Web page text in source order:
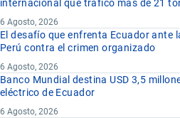
internacional que traficó más de 21
6 Agosto, 2026
El desafío que enfrenta Ecuador ante
Perú contra el crimen organizado
6 Agosto, 2026
Banco Mundial destina USD 3,5
eléctrico de Ecuador
6 Agosto, 2026